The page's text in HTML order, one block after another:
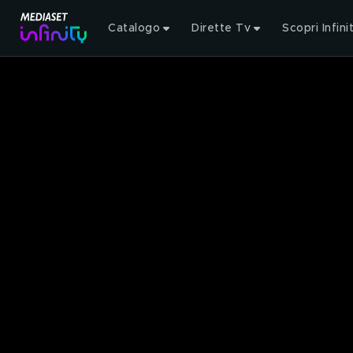
Catalogo Dirette Tv Scopri